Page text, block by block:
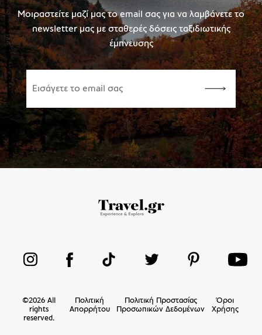
Μοιραστείτε μαζί μας το email σας για να λαμβάνετε το
newsletter μας με σταθερές δόσεις ταξιδιωτικής
έμπνευσης
©2026 All
rights
reserved.
Πολιτική
Απορρήτου
Πολιτική Προστασίας
Προσωπικών Δεδομένων
Όροι
Χρήσης